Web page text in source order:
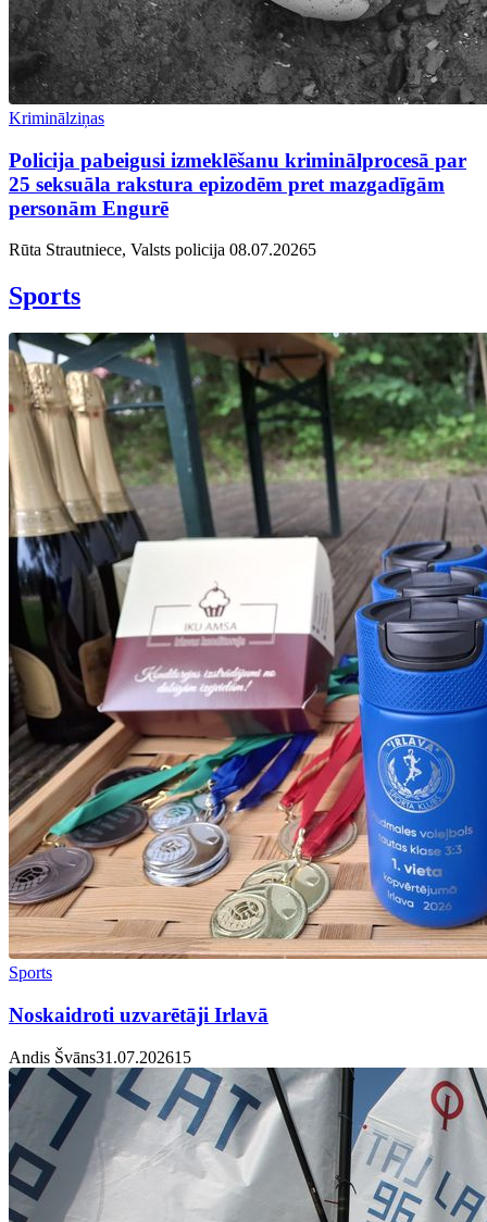
Kriminālziņas
Policija pabeigusi izmeklēšanu kriminālprocesā par
25 seksuāla rakstura epizodēm pret mazgadīgām
personām Engurē
Rūta Strautniece, Valsts policija 08.07.20265
Sports
Sports
Noskaidroti uzvarētāji Irlavā
Andis Švāns31.07.20261 5